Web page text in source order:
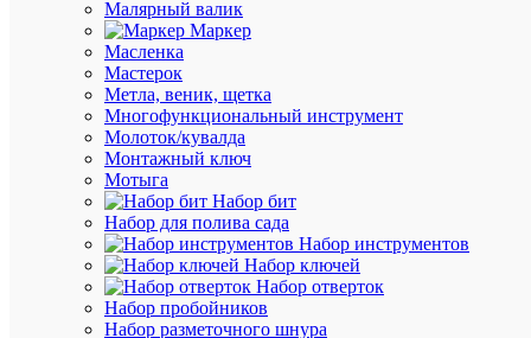
Малярный валик
Маркер
Масленка
Мастерок
Метла, веник, щетка
Многофункциональный инструмент
Молоток/кувалда
Монтажный ключ
Мотыга
Набор бит
Набор для полива сада
Набор инструментов
Набор ключей
Набор отверток
Набор пробойников
Набор разметочного шнура
рейке;